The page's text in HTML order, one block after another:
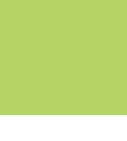
ます。